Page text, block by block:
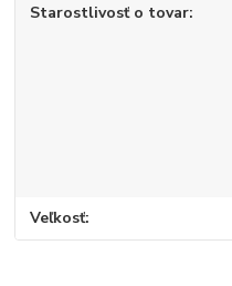
Starostlivosť o tovar
Veľkosť